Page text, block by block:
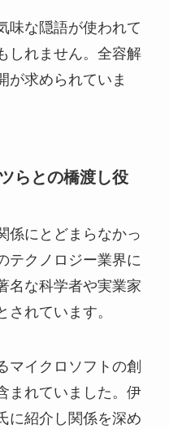
味な隠語が使われて
しれません。全容解
が求められていま
らとの橋渡し役
係にとどまらなかっ
テクノロジー業界に
名な科学者や実業家
されています。
マイクロソフトの創
まれていました。伊
に紹介し関係を深め